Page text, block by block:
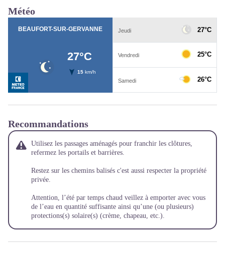
Météo
Recommandations
Utilisez les passages aménagés pour franchir les clôtures,
refermez les portails et barrières.
Restez sur les chemins balisés c'est aussi respecter la propriété
privée.
Attention, l’été par temps chaud veillez à emporter avec vous
de l’eau en quantité suffisante ainsi qu’une (ou plusieurs)
protections(s) solaire(s) (crème, chapeau, etc.).